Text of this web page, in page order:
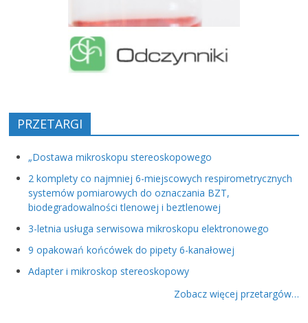
PRZETARGI
„Dostawa mikroskopu stereoskopowego
2 komplety co najmniej 6-miejscowych respirometrycznych
systemów pomiarowych do oznaczania BZT,
biodegradowalności tlenowej i beztlenowej
3-letnia usługa serwisowa mikroskopu elektronowego
9 opakowań końcówek do pipety 6-kanałowej
Adapter i mikroskop stereoskopowy
Zobacz więcej przetargów…